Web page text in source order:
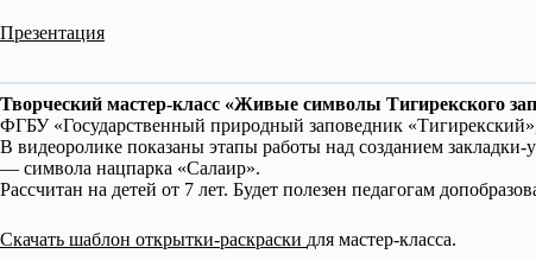
Презентация
Творческий мастер-класс «Живые символы Тигирекского
ФГБУ «Государственный природный заповедник
В видеоролике показаны этапы работы над созданием
— символа нацпарка «Салаир».
Рассчитан на детей от 7 лет. Будет полезен педагогам
Скачать шаблон открытки-раскраски для мастер-класса.